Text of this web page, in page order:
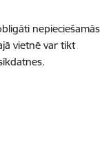
nepieciešamās
vietnē var tikt